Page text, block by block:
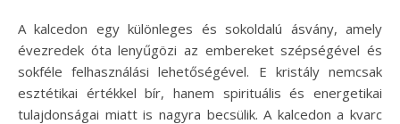
A kalcedon egy különleges és sokoldalú ásvány, amely
évezredek óta lenyűgözi az embereket szépségével és
sokféle felhasználási lehetőségével. E kristály nemcsak
esztétikai értékkel bír, hanem spirituális és energetikai
tulajdonságai miatt is nagyra becsülik. A kalcedon a kvarc